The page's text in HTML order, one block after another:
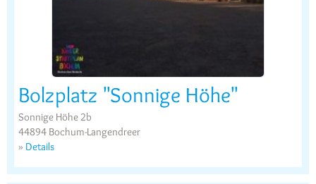
Bolzplatz "Sonnige Höhe"
Sonnige Höhe 2b
44894 Bochum-Langendreer
» Details